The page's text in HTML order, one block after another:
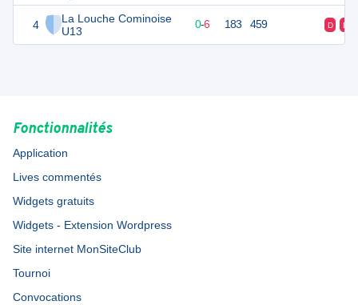
4
La Louche Cominoise
U13
6 6 0-6 183 459 D D
Fonctionnalités
Application
Lives commentés
Widgets gratuits
Widgets - Extension Wordpress
Site internet MonSiteClub
Tournoi
Convocations